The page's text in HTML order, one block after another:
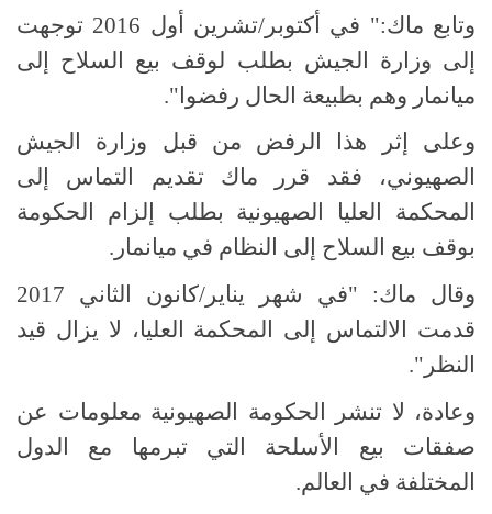
وتابع ماك:" في أكتوبر/تشرين أول 2016 توجهت
إلى وزارة الجيش بطلب لوقف بيع السلاح إلى
ميانمار وهم بطبيعة الحال رفضوا".
وعلى إثر هذا الرفض من قبل وزارة الجيش
الصهيوني، فقد قرر ماك تقديم التماس إلى
المحكمة العليا الصهيونية بطلب إلزام الحكومة
بوقف بيع السلاح إلى النظام في ميانمار.
وقال ماك: "في شهر يناير/كانون الثاني 2017
قدمت الالتماس إلى المحكمة العليا، لا يزال قيد
النظر".
وعادة، لا تنشر الحكومة الصهيونية معلومات عن
صفقات بيع الأسلحة التي تبرمها مع الدول
المختلفة في العالم.